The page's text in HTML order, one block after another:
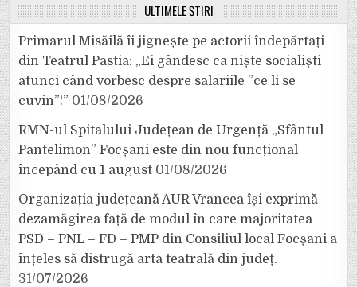
ULTIMELE ȘTIRI
Primarul Misăilă îi jignește pe actorii îndepărtați
din Teatrul Pastia: „Ei gândesc ca niște socialiști
atunci când vorbesc despre salariile ”ce li se
cuvin”!” 01/08/2026
RMN-ul Spitalului Județean de Urgență „Sfântul
Pantelimon” Focșani este din nou funcțional
începând cu 1 august 01/08/2026
Organizația județeană AUR Vrancea își exprimă
dezamăgirea față de modul în care majoritatea
PSD – PNL – FD – PMP din Consiliul local Focșani a
înțeles să distrugă arta teatrală din județ.
31/07/2026